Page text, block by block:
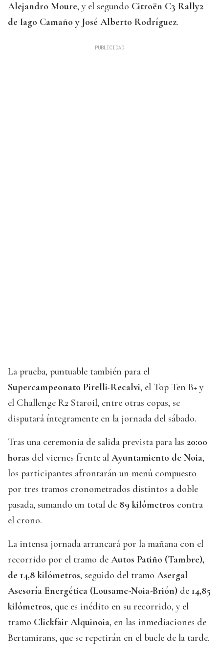
Alejandro Moure, y el segundo Citroën C3 Rally2
de Iago Camaño y José Alberto Rodríguez.
La prueba, puntuable también para el
Supercampeonato Pirelli-Recalvi, el Top Ten B+ y
el Challenge R2 Staroil, entre otras copas, se
disputará íntegramente en la jornada del sábado.
Tras una ceremonia de salida prevista para las 20:00
horas del viernes frente al Ayuntamiento de Noia,
los participantes afrontarán un menú compuesto
por tres tramos cronometrados distintos a doble
pasada, sumando un total de 89 kilómetros contra
el crono.
La intensa jornada arrancará por la mañana con el
recorrido por el tramo de Autos Patiño (Tambre),
de 14,8 kilómetros, seguido del tramo Asergal
Asesoría Energética (Lousame-Noia-Brión) de 14,85
kilómetros, que es inédito en su recorrido, y el
tramo Clickfair Alquinoia, en las inmediaciones de
Bertamirans, que se repetirán en el bucle de la tarde.